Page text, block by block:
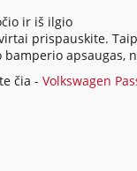
ir iš ilgio
prispauskite.
apsaugas,
čia - Volkswagen